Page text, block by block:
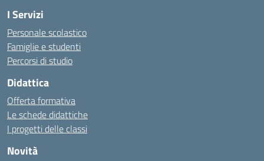
I Servizi
Personale scolastico
Famiglie e studenti
Percorsi di studio
Didattica
Offerta formativa
Le schede didattiche
I progetti delle classi
Novità